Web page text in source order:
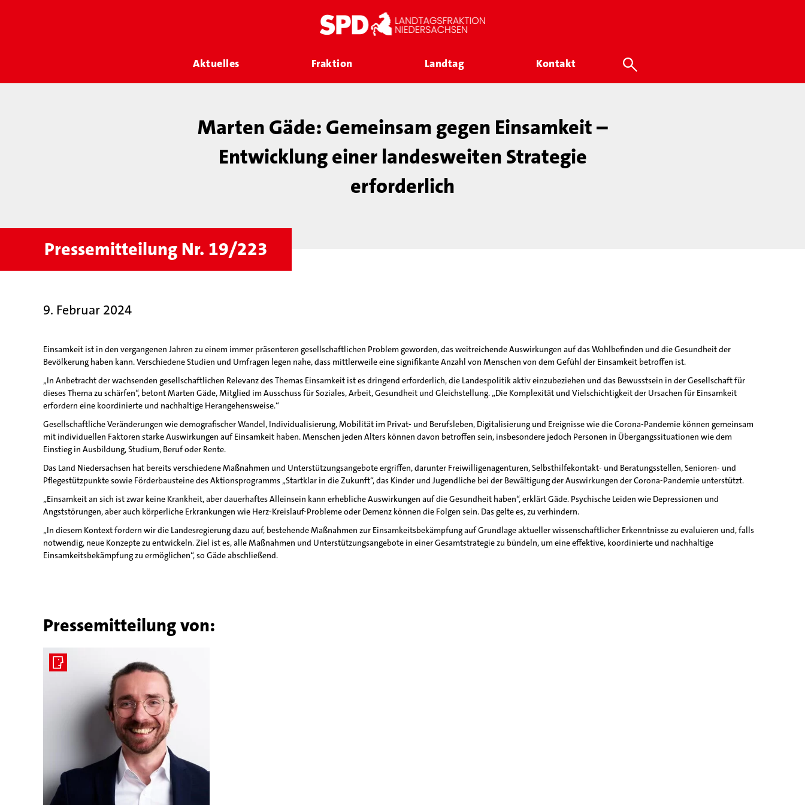
Aktuelles Fraktion Landtag Kontakt
Marten Gäde: Gemeinsam gegen Einsamkeit –
Entwicklung einer landesweiten Strategie
erforderlich
Pressemitteilung Nr. 19/223
9. Februar 2024
Einsamkeit ist in den vergangenen Jahren zu einem immer präsenteren gesellschaftlichen Problem geworden, das weitreichende Auswirkungen auf das Wohlbefinden und die Gesundheit der
Bevölkerung haben kann. Verschiedene Studien und Umfragen legen nahe, dass mittlerweile eine signifikante Anzahl von Menschen von dem Gefühl der Einsamkeit betroffen ist.
„In Anbetracht der wachsenden gesellschaftlichen Relevanz des Themas Einsamkeit ist es dringend erforderlich, die Landespolitik aktiv einzubeziehen und das Bewusstsein in der Gesellschaft für
dieses Thema zu schärfen“, betont Marten Gäde, Mitglied im Ausschuss für Soziales, Arbeit, Gesundheit und Gleichstellung. „Die Komplexität und Vielschichtigkeit der Ursachen für Einsamkeit
erfordern eine koordinierte und nachhaltige Herangehensweise.“
Gesellschaftliche Veränderungen wie demografischer Wandel, Individualisierung, Mobilität im Privat- und Berufsleben, Digitalisierung und Ereignisse wie die Corona-Pandemie können gemeinsam
mit individuellen Faktoren starke Auswirkungen auf Einsamkeit haben. Menschen jeden Alters können davon betroffen sein, insbesondere jedoch Personen in Übergangssituationen wie dem
Einstieg in Ausbildung, Studium, Beruf oder Rente.
Das Land Niedersachsen hat bereits verschiedene Maßnahmen und Unterstützungsangebote ergriffen, darunter Freiwilligenagenturen, Selbsthilfekontakt- und Beratungsstellen, Senioren- und
Pflegestützpunkte sowie Förderbausteine des Aktionsprogramms „Startklar in die Zukunft“, das Kinder und Jugendliche bei der Bewältigung der Auswirkungen der Corona-Pandemie unterstützt.
„Einsamkeit an sich ist zwar keine Krankheit, aber dauerhaftes Alleinsein kann erhebliche Auswirkungen auf die Gesundheit haben“, erklärt Gäde. Psychische Leiden wie Depressionen und
Angststörungen, aber auch körperliche Erkrankungen wie Herz-Kreislauf-Probleme oder Demenz können die Folgen sein. Das gelte es, zu verhindern.
„In diesem Kontext fordern wir die Landesregierung dazu auf, bestehende Maßnahmen zur Einsamkeitsbekämpfung auf Grundlage aktueller wissenschaftlicher Erkenntnisse zu evaluieren und, falls
notwendig, neue Konzepte zu entwickeln. Ziel ist es, alle Maßnahmen und Unterstützungsangebote in einer Gesamtstrategie zu bündeln, um eine effektive, koordinierte und nachhaltige
Einsamkeitsbekämpfung zu ermöglichen“, so Gäde abschließend.
Pressemitteilung von: